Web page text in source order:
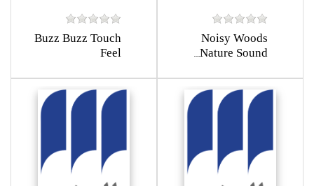
Noisy Woods
Nature Sound...
Buzz Buzz Touch
Feel